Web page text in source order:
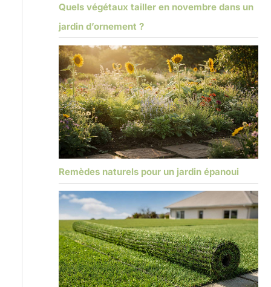
Quels végétaux tailler en novembre dans un
jardin d’ornement ?
Remèdes naturels pour un jardin épanoui